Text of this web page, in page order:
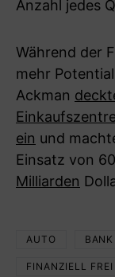
Anzahl jedes
Während der
mehr
Ackman
ein und
Einsatz von
Milliarden
AUTO
FINANZIELL FREI